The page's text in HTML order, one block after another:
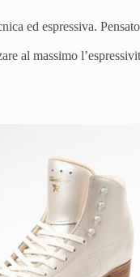
ed espressiva.
al massimo